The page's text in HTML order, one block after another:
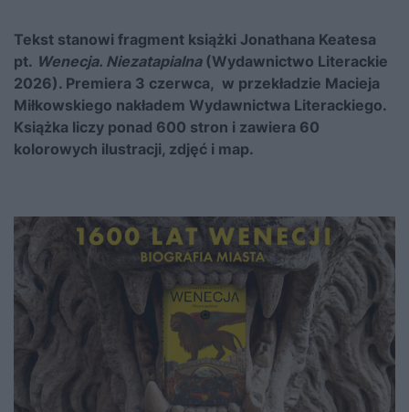
Tekst stanowi fragment książki Jonathana Keatesa
pt. Wenecja. Niezatapialna(Wydawnictwo Literackie
2026). Premiera 3 czerwca, w przekładzie Macieja
Miłkowskiego nakładem Wydawnictwa Literackiego.
Książka liczy ponad 600 stron i zawiera 60
kolorowych ilustracji, zdjęć i map.